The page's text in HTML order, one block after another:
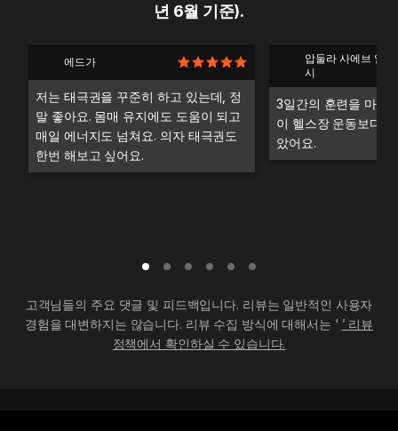
년 6월 기준).
에드가
저는 태극권을 꾸준히 하고 있는데, 정
말 좋아요. 몸매 유지에도 도움이 되고
매일 에너지도 넘쳐요. 의자 태극권도
한번 해보고 싶어요.
압둘라 사에브 알
시
3일간의 훈련을 마치
이 헬스장 운동보다
았어요.
고객님들의 주요 댓글 및 피드백입니다. 리뷰는 일반적인 사용자
경험을 대변하지는 않습니다. 리뷰 수집 방식에 대해서는 ‘ ’ 리뷰
정책에서 확인하실 수 있습니다.